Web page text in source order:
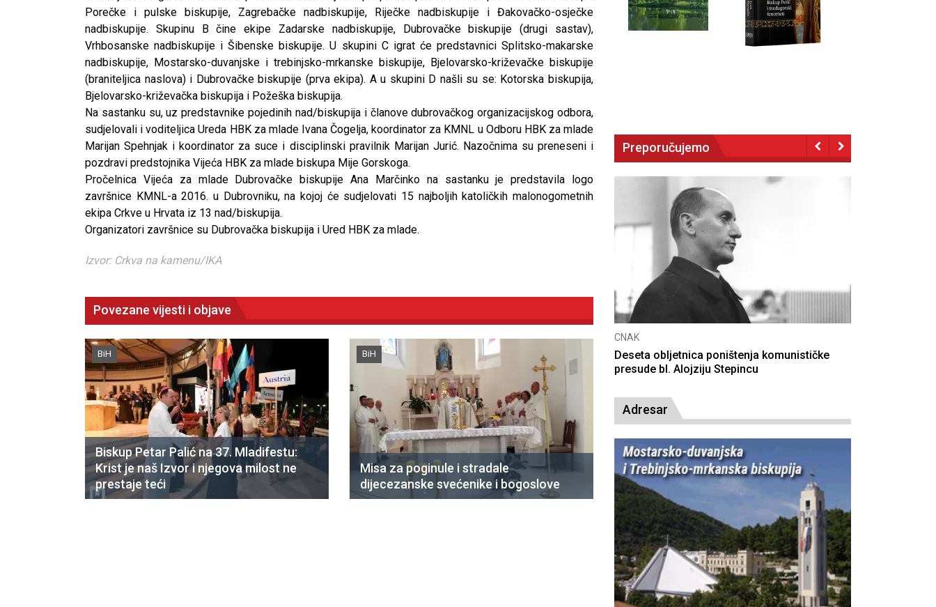
Porečke i pulske biskupije, Zagrebačke nadbiskupije, Riječke nadbiskupije i Đakovačko-osječke
nadbiskupije. Skupinu B čine ekipe Zadarske nadbiskupije, Dubrovačke biskupije (drugi sastav),
Vrhbosanske nadbiskupije i Šibenske biskupije. U skupini C igrat će predstavnici Splitsko-makarske
nadbiskupije, Mostarsko-duvanjske i trebinjsko-mrkanske biskupije, Bjelovarsko-križevačke biskupije
(braniteljica naslova) i Dubrovačke biskupije (prva ekipa). A u skupini D našli su se: Kotorska biskupija,
Bjelovarsko-križevačka biskupija i Požeška biskupija.
Na sastanku su, uz predstavnike pojedinih nad/biskupija i članove dubrovačkog organizacijskog odbora,
sudjelovali i voditeljica Ureda HBK za mlade Ivana Čogelja, koordinator za KMNL u Odboru HBK za mlade
Marijan Spehnjak i koordinator za suce i disciplinski pravilnik Marijan Jurić. Nazočnima su preneseni i
pozdravi predstojnika Vijeća HBK za mlade biskupa Mije Gorskoga.
Pročelnica Vijeća za mlade Dubrovačke biskupije Ana Marčinko na sastanku je predstavila logo
završnice KMNL-a 2016. u Dubrovniku, na kojoj će sudjelovati 15 najboljih katoličkih malonogometnih
ekipa Crkve u Hrvata iz 13 nad/biskupija.
Organizatori završnice su Dubrovačka biskupija i Ured HBK za mlade.
Izvor: Crkva na kamenu/IKA
Povezane vijesti i objave
BiH
Biskup Petar Palić na 37. Mladifestu:
Krist je naš Izvor i njegova milost ne
prestaje teći
BiH
Misa za poginule i stradale
dijecezanske svećenike i bogoslove
Preporučujemo
CNAK
Kad se nasilje pretvara u optužnicu
CNAK
Smrtovdan nadbiskupa Petra Čule
CNAK
Deseta obljetnica poništenja komunističke
presude bl. Alojziju Stepincu
Adresar